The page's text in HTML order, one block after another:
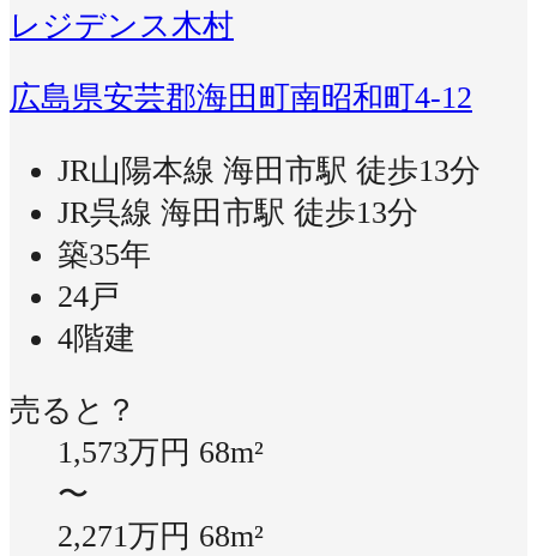
レジデンス木村
広島県安芸郡海田町南昭和町4-12
JR山陽本線 海田市駅 徒歩13分
JR呉線 海田市駅 徒歩13分
築35年
24戸
4階建
売ると？
1,573万円 68m²
〜
2,271万円 68m²